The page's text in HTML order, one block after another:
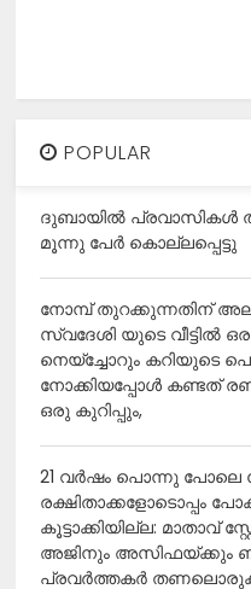
POPULAR
ദുബായിൽ പ്രവാസികൾ
മൂന്നു പേർ കൊല്ലപ്പെട്ടു
നോമ്പ് തുറക്കുന്നതിന്
സ്വദേശി യുടെ
നെയ്ച്ചോറും കറിയുടെ
നോക്കിയപ്പോൾ കണ്ടത്
ഒരു കുറിപ്പും,
21 വർഷം പൊന്നു പോലെ
രക്ഷിതാക്കളോടൊപ്പം
കൂട്ടാക്കിയില്ല: മാതാവ്
അജിനും അസിഫയ്ക്കും
പ്രവർത്തകർ